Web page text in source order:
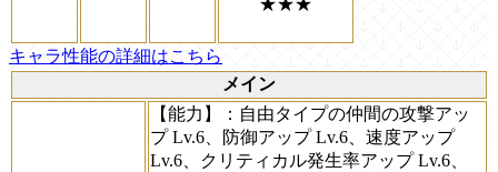
★★★
キャラ性能の詳細はこちら
メイン
【能力】
：自由タイプの仲間の攻撃アッ
プ Lv.6、防御アップ Lv.6、速度アップ
Lv.6、クリティカル発生率アップ Lv.6、